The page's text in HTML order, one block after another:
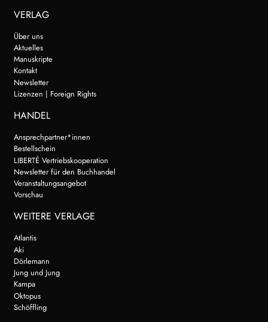
VERLAG
Über uns
Aktuelles
Manuskripte
Kontakt
Newsletter
Lizenzen | Foreign Rights
HANDEL
Ansprechpartner*innen
Bestellschein
LIBERTÉ Vertriebskooperation
Newsletter für den Buchhandel
Veranstaltungsangebot
Vorschau
WEITERE VERLAGE
Atlantis
Aki
Dörlemann
Jung und Jung
Kampa
Oktopus
Schöffling